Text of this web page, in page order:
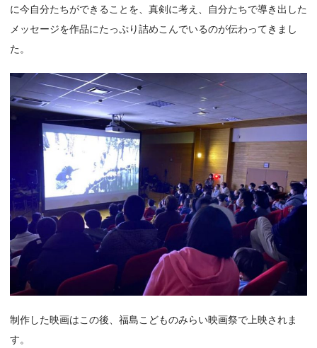
に今自分たちができることを、真剣に考え、自分たちで導き出した
メッセージを作品にたっぷり詰めこんでいるのが伝わってきまし
た。
制作した映画はこの後、福島こどものみらい映画祭で上映されま
す。